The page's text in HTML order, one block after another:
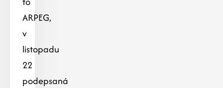
ARPEG,
v
listopadu
22
podepsaná